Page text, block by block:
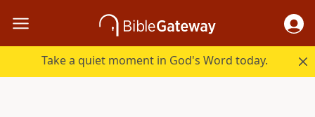
Take a quiet moment in God's Word today.